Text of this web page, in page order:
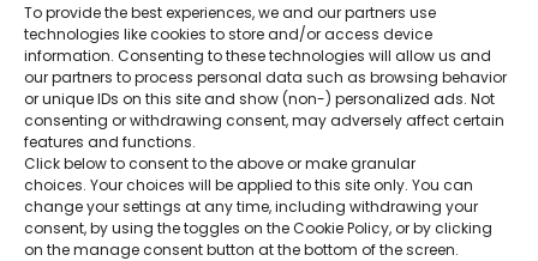
To provide the best experiences, we and our partners use
technologies like cookies to store and/or access device
information. Consenting to these technologies will allow us and
our partners to process personal data such as browsing behavior
or unique IDs on this site and show (non-) personalized ads. Not
consenting or withdrawing consent, may adversely affect certain
features and functions.
Click below to consent to the above or make granular
choices. Your choices will be applied to this site only. You can
change your settings at any time, including withdrawing your
consent, by using the toggles on the Cookie Policy, or by clicking
on the manage consent button at the bottom of the screen.
WINDOWS SERVER
Microsoft Windows
SERVER 2022 Standard
69,90€